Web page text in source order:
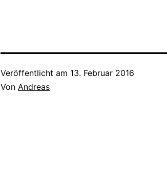
Veröffentlicht am 13. Februar 2016
Von Andreas